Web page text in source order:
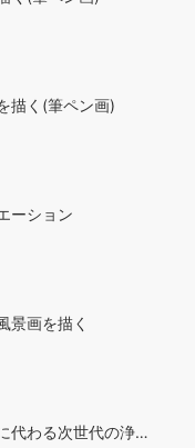
描く(筆ペン画)
ーション
景画を描く
代わる次世代の浄…